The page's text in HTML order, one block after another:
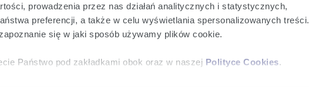
prowadzenia przez nas działań analitycznych i statystycznych,
preferencji, a także w celu wyświetlania spersonalizowanych treści.
się w jaki sposób używamy plików cookie.
Państwo pod zakładkami obok oraz w naszej Polityce Cookies.
istotnych informacjach ważnych dla inwestorów.